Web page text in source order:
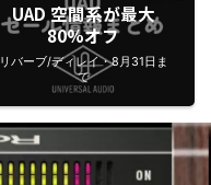
UAD 空間系が最大
80%オフ
リバーブ/ディレイ・8月31日ま
で